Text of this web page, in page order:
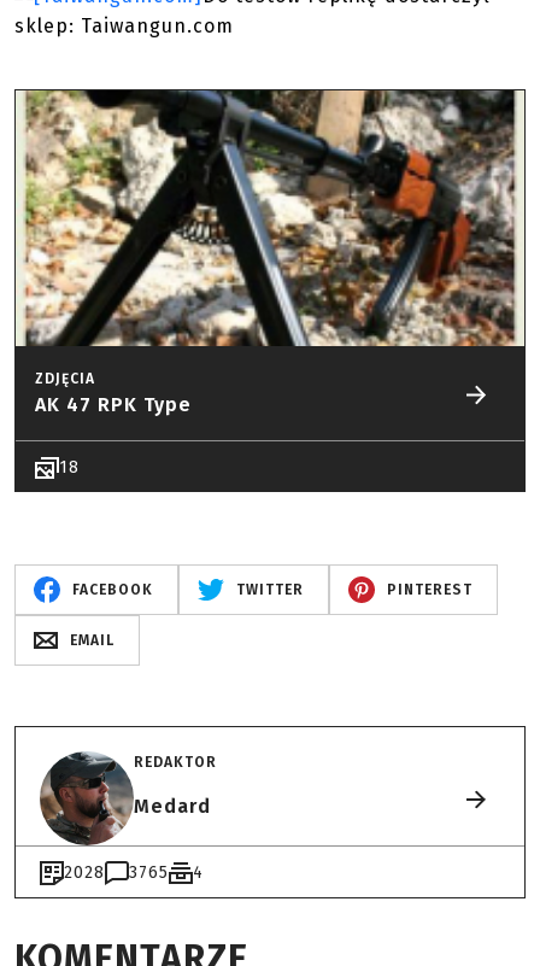
sklep: Taiwangun.com
ZDJĘCIA
AK 47 RPK Type
18
FACEBOOK TWITTER PINTEREST
EMAIL
REDAKTOR
Medard
2028 3765 4